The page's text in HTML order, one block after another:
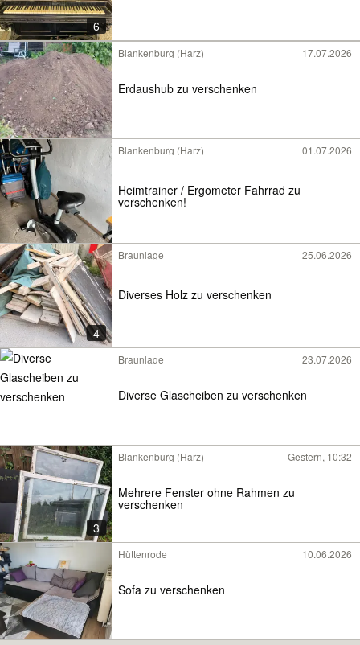
6
Blankenburg (Harz) 17.07.2026
Erdaushub zu verschenken
Blankenburg (Harz) 01.07.2026
Heimtrainer / Ergometer Fahrrad zu
verschenken!
4
Braunlage 25.06.2026
Diverses Holz zu verschenken
Braunlage 23.07.2026
Diverse Glascheiben zu verschenken
3
Blankenburg (Harz) Gestern, 10:32
Mehrere Fenster ohne Rahmen zu
verschenken
Hüttenrode 10.06.2026
Sofa zu verschenken